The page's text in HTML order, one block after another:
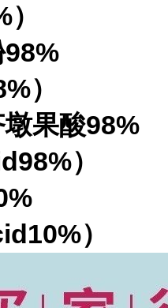
）
98%
）
果酸98%
）
）